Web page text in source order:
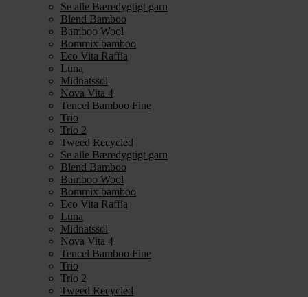
Se alle Bæredygtigt garn
Blend Bamboo
Bamboo Wool
Bommix bamboo
Eco Vita Raffia
Luna
Midnatssol
Nova Vita 4
Tencel Bamboo Fine
Trio
Trio 2
Tweed Recycled
Se alle Bæredygtigt garn
Blend Bamboo
Bamboo Wool
Bommix bamboo
Eco Vita Raffia
Luna
Midnatssol
Nova Vita 4
Tencel Bamboo Fine
Trio
Trio 2
Tweed Recycled